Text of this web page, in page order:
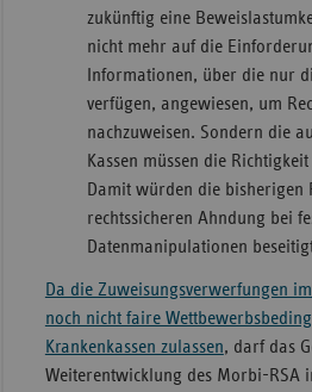
zukünftig eine
nicht mehr auf die
Informationen, über die nur
verfügen, angewiesen, um
nachzuweisen. Sondern die
Kassen müssen die
Damit würden die bisherigen
rechtssicheren Ahndung bei
Datenmanipulationen
Da die Zuweisungsverwerfungen
noch nicht faire
Krankenkassen zulassen, darf das
Weiterentwicklung des Morbi-RSA